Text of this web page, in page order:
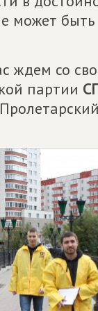
может
ждем со
партии